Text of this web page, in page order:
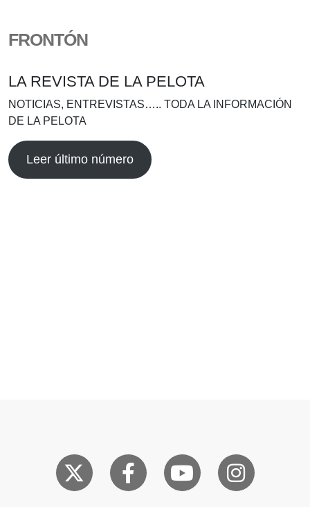
FRONTÓN
LA REVISTA DE LA PELOTA
NOTICIAS, ENTREVISTAS….. TODA LA INFORMACIÓN
DE LA PELOTA
Leer último número